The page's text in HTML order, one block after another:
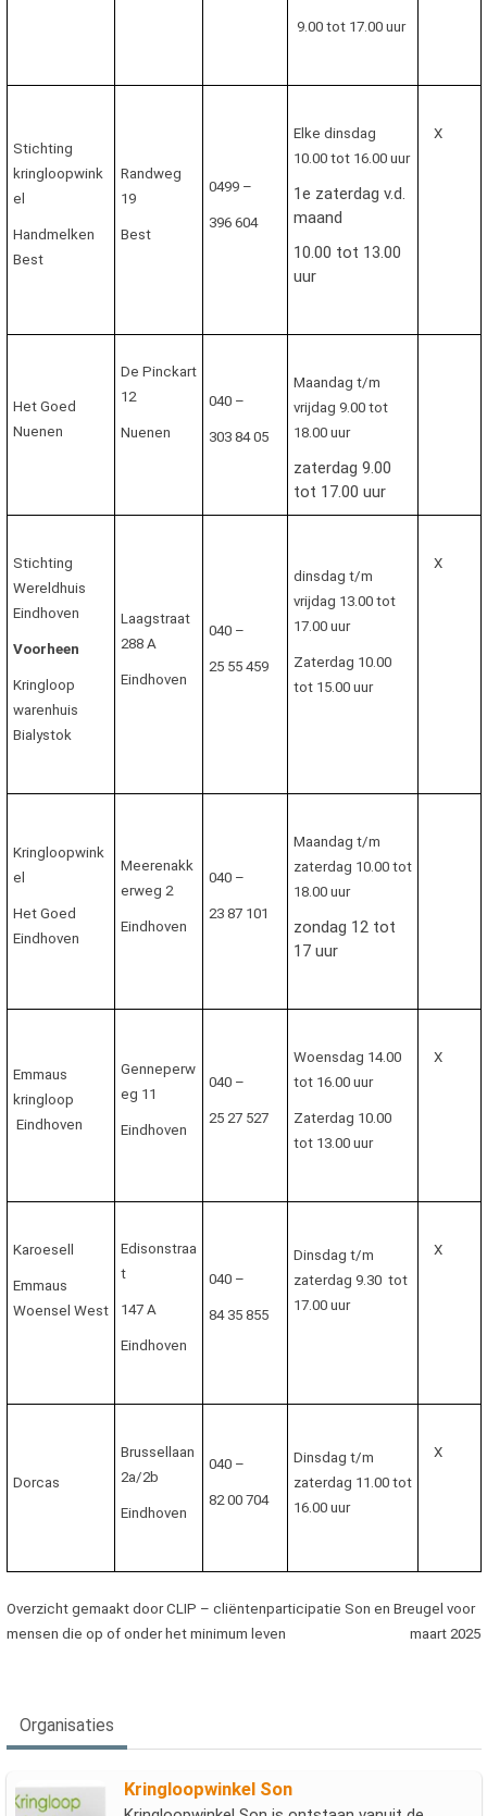
9.00 tot 17.00 uur
Stichting
kringloopwink
el
Handmelken
Best
Randweg
19
Best
0499 –
396 604
Elke dinsdag
10.00 tot 16.00 uur
1e zaterdag v.d.
maand
10.00 tot 13.00
uur
X
Het Goed
Nuenen
De Pinckart
12
Nuenen
040 –
303 84 05
Maandag t/m
vrijdag 9.00 tot
18.00 uur
zaterdag 9.00
tot 17.00 uur
Stichting
Wereldhuis
Eindhoven
Voorheen
Kringloop
warenhuis
Bialystok
Laagstraat
288 A
Eindhoven
040 –
25 55 459
dinsdag t/m
vrijdag 13.00 tot
17.00 uur
Zaterdag 10.00
tot 15.00 uur
X
Kringloopwink
el
Het Goed
Eindhoven
Meerenakk
erweg 2
Eindhoven
040 –
23 87 101
Maandag t/m
zaterdag 10.00 tot
18.00 uur
zondag 12 tot
17 uur
Emmaus
kringloop
Eindhoven
Genneperw
eg 11
Eindhoven
040 –
25 27 527
Woensdag 14.00
tot 16.00 uur
Zaterdag 10.00
tot 13.00 uur
X
Karoesell
Emmaus
Woensel West
Edisonstraa
t
147 A
Eindhoven
040 –
84 35 855
Dinsdag t/m
zaterdag 9.30 tot
17.00 uur
X
Dorcas
Brussellaan
2a/2b
Eindhoven
040 –
82 00 704
Dinsdag t/m
zaterdag 11.00 tot
16.00 uur
X
Overzicht gemaakt door CLIP – cliëntenparticipatie Son en Breugel voor
mensen die op of onder het minimum leven maart 2025
Organisaties
Kringloopwinkel Son